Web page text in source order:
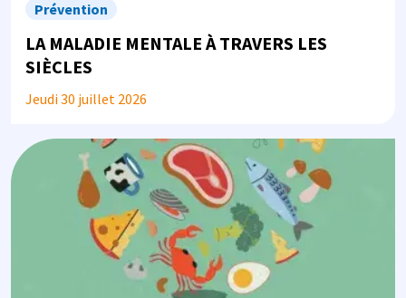
Prévention
LA MALADIE MENTALE À TRAVERS LES
SIÈCLES
Jeudi 30 juillet 2026
Image